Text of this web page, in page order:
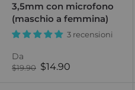
3,5mm con microfono
(maschio a femmina)
3 recensioni
Da
Prezzo
$19.90 Prezzo
$14.90